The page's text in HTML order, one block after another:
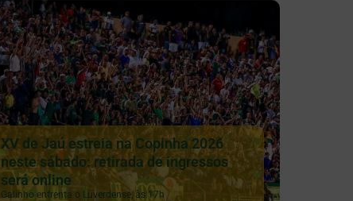
XV de Jaú estreia na Copinha 2026
neste sábado: retirada de ingressos
será online
Galinho enfrenta o Luverdense, às 17h